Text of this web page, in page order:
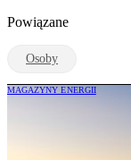
Powiązane
Osoby
MAGAZYNY ENERGII
Rząd
energetyki.